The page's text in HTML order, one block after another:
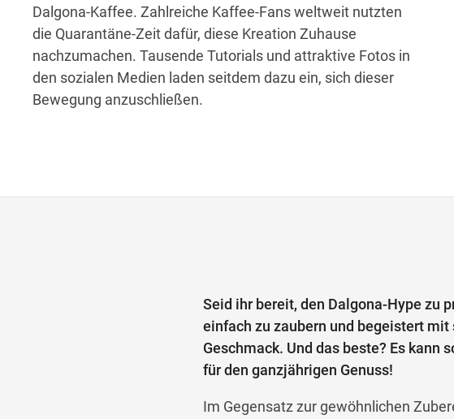
Dalgona-Kaffee. Zahlreiche Kaffee-Fans weltweit nutzten
die Quarantäne-Zeit dafür, diese Kreation Zuhause
nachzumachen. Tausende Tutorials und attraktive Fotos in
den sozialen Medien laden seitdem dazu ein, sich dieser
Bewegung anzuschließen.
Seid ihr bereit, den Dalgona-Hype zu
einfach zu zaubern und begeistert
Geschmack. Und das beste? Es kann
für den ganzjährigen Genuss!
Im Gegensatz zur gewöhnlichen